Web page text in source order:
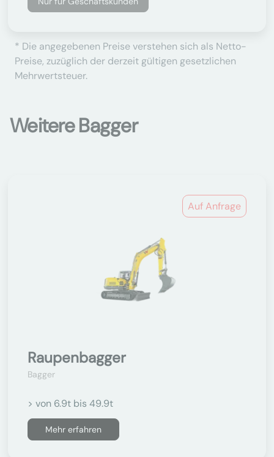
* Die angegebenen Preise verstehen sich als Netto-
Preise, zuzüglich der derzeit gültigen gesetzlichen
Mehrwertsteuer.
Weitere Bagger
Auf Anfrage
Raupenbagger
Bagger
> von 6.9t bis 49.9t
Mehr erfahren